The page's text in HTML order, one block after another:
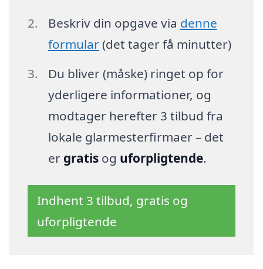
Beskriv din opgave via denne
formular(det tager få minutter)
Du bliver (måske) ringet op for
yderligere informationer, og
modtager herefter 3 tilbud fra
lokale glarmesterfirmaer – det
er gratisog uforpligtende.
Indhent 3 tilbud, gratis og
uforpligtende